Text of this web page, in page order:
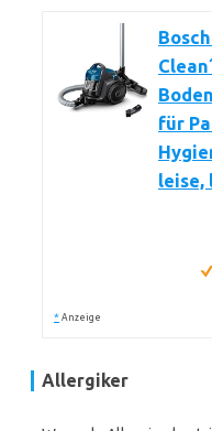
für
leise,
* Anzeige
Allergiker